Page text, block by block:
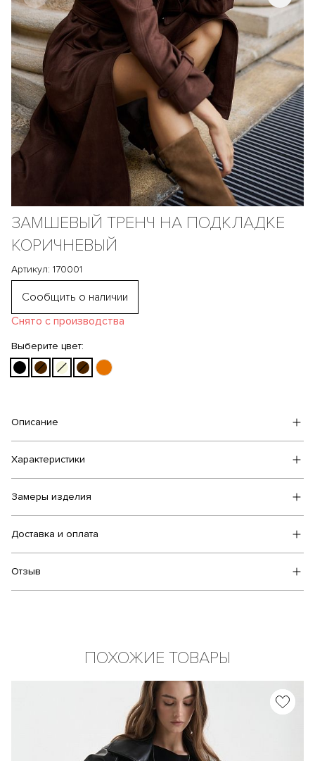
ЗАМШЕВЫЙ ТРЕНЧ НА ПОДКЛАДКЕ
КОРИЧНЕВЫЙ
Артикул: 170001
Сообщить о наличии
Снято с производства
Выберите цвет:
Описание
Характеристики
Замеры изделия
Доставка и оплата
Отзыв
ПОХОЖИЕ ТОВАРЫ